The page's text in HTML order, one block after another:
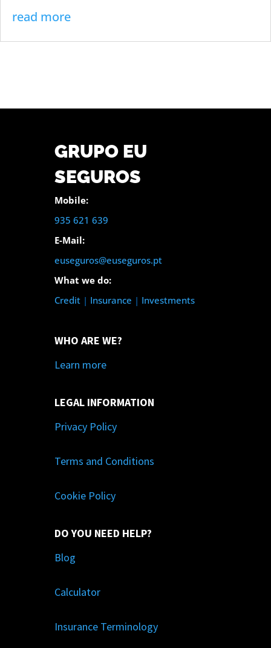
read more
GRUPO EU
SEGUROS
Mobile:
935 621 639
E-Mail:
euseguros@euseguros.pt
What we do:
Credit| Insurance | Investments
WHO ARE WE?
Learn more
LEGAL INFORMATION
Privacy Policy
Terms and Conditions
Cookie Policy
DO YOU NEED HELP?
Blog
Calculator
Insurance Terminology